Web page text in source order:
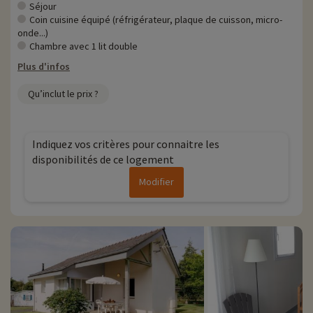
activités famille à proximité de nos hébergements : zoo, aquarium...Si
nous avons déjà négocié des activités, elles sont réservables avec
remise directement en ligne après avoir choisi votre logement et
Séjour
Coin cuisine équipé (réfrigérateur, plaque de cuisson, micro-
onde...)
Chambre avec 1 lit double
Plus d'infos
Qu’inclut le prix ?
Indiquez vos critères pour connaitre les
disponibilités de ce logement
Modifier